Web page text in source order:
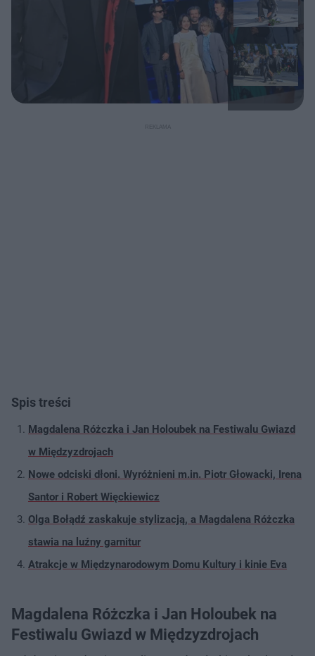
Spis treści
Magdalena Różczka i Jan Holoubek na Festiwalu Gwiazd
w Międzyzdrojach
Nowe odciski dłoni. Wyróżnieni m.in. Piotr Głowacki, Irena
Santor i Robert Więckiewicz
Olga Bołądź zaskakuje stylizacją, a Magdalena Różczka
stawia na luźny garnitur
Atrakcje w Międzynarodowym Domu Kultury i kinie Eva
Magdalena Różczka i Jan Holoubek na
Festiwalu Gwiazd w Międzyzdrojach